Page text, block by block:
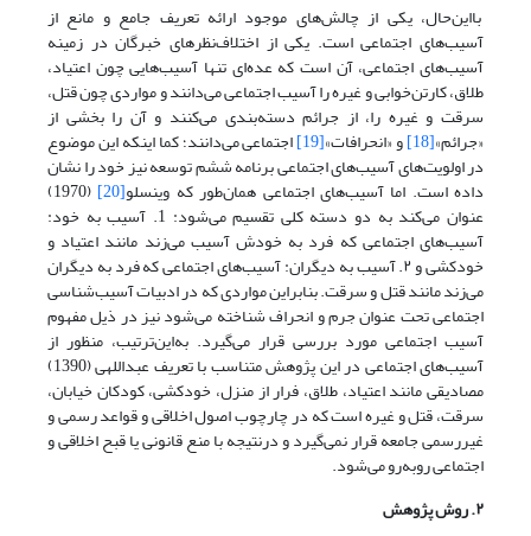
با‌این‌حال، یکی از چالش‌‌های موجود ارائه تعریف جامع و مانع از
آسیب‌های اجتماعی است. یکی از اختلاف‌‌نظرهای خبرگان در زمینه
آسیب‌های اجتماعی، آن است که عده‌‌ای تنها آسیب‌هایی چون اعتیاد،
طلاق، کارتن‌‌خوابی و غیره را آسیب اجتماعی می‌‌دانند و مواردی چون قتل،
سرقت و غیره را، از جرائم دسته‌‌بندی می‌‌کنند و آن را بخشی از
«جرائم»[18] و «انحرافات»[19] اجتماعی می‌‌دانند؛ کما اینکه این موضوع
در اولویت‌‌های آسیب‌های اجتماعی برنامه ششم توسعه نیز خود را نشان
داده است. اما آسیب‌های اجتماعی همان‌‌طور که وینسلو[20]
(1970)
عنوان می‌‌کند به دو دسته کلی تقسیم می‌‌شود: 1. آسیب به خود:
آسیب‌های اجتماعی که فرد به خودش آسیب می‌‌زند مانند اعتیاد و
خودکشی و ۲. آسیب به دیگران: آسیب‌های اجتماعی که فرد به دیگران
می‌‌زند مانند قتل و سرقت. بنابراین مواردی که در ادبیات آسیب‌‌شناسی
اجتماعی تحت عنوان جرم و انحراف شناخته می‌‌شود نیز در ذیل مفهوم
آسیب اجتماعی مورد بررسی قرار می‌‌گیرد. به‌این‌ترتیب، منظور از
آسیب‌های اجتماعی در این پژوهش متناسب با تعریف عبداللهی (1390)
مصادیقی مانند اعتیاد، طلاق، فرار از منزل، خودکشی، کودکان خیابان،
سرقت، قتل و غیره است که در چارچوب اصول اخلاقی و قواعد رسمی و
غیررسمی جامعه قرار نمی‌‌گیرد و درنتیجه با منع قانونی یا قبح اخلاقی و
اجتماعی روبه‌رو می‌‌شود.
۲. روش پژوهش